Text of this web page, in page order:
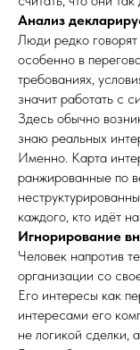
Анализ
Люди редко
особенно в
требованиях,
значит работать с
Здесь обычно
знаю реальных
Именно. Карта
ранжированные по
каждого, кто идёт
Игнорирование
Человек напротив
организации со
Его интересы как
интересами его
не логикой сделки,